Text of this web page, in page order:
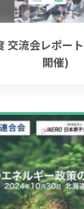
交流会レポー
開催)